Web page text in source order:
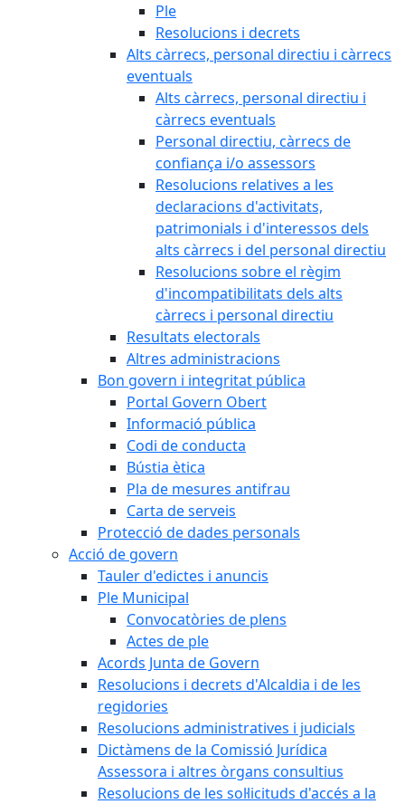
Ple
Resolucions i decrets
Alts càrrecs, personal directiu i càrrecs
eventuals
Alts càrrecs, personal directiu i
càrrecs eventuals
Personal directiu, càrrecs de
confiança i/o assessors
Resolucions relatives a les
declaracions d'activitats,
patrimonials i d'interessos dels
alts càrrecs i del personal directiu
Resolucions sobre el règim
d'incompatibilitats dels alts
càrrecs i personal directiu
Resultats electorals
Altres administracions
Bon govern i integritat pública
Portal Govern Obert
Informació pública
Codi de conducta
Bústia ètica
Pla de mesures antifrau
Carta de serveis
Protecció de dades personals
Acció de govern
Tauler d'edictes i anuncis
Ple Municipal
Convocatòries de plens
Actes de ple
Acords Junta de Govern
Resolucions i decrets d'Alcaldia i de les
regidories
Resolucions administratives i judicials
Dictàmens de la Comissió Jurídica
Assessora i altres òrgans consultius
Resolucions de les sol·licituds d'accés a la